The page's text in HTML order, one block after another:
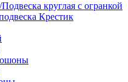
круглая с огранкой
Крестик